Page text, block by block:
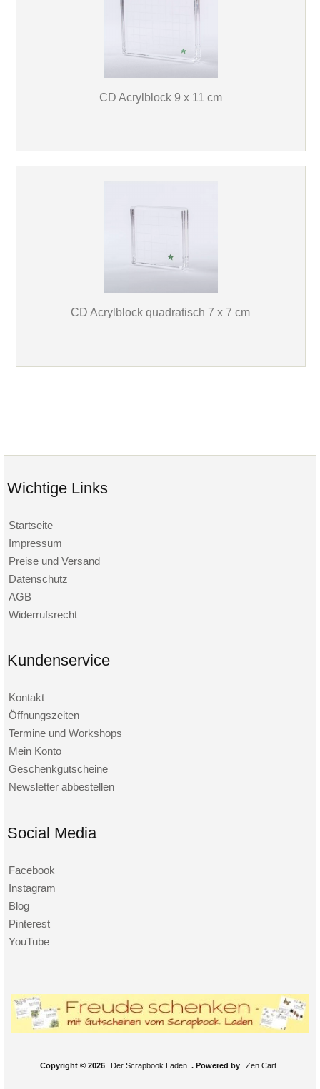
CD Acrylblock 9 x 11 cm
CD Acrylblock quadratisch 7 x 7 cm
Wichtige Links
Startseite
Impressum
Preise und Versand
Datenschutz
AGB
Widerrufsrecht
Kundenservice
Kontakt
Öffnungszeiten
Termine und Workshops
Mein Konto
Geschenkgutscheine
Newsletter abbestellen
Social Media
Facebook
Instagram
Blog
Pinterest
YouTube
Copyright © 2026 Der Scrapbook Laden . Powered by Zen Cart